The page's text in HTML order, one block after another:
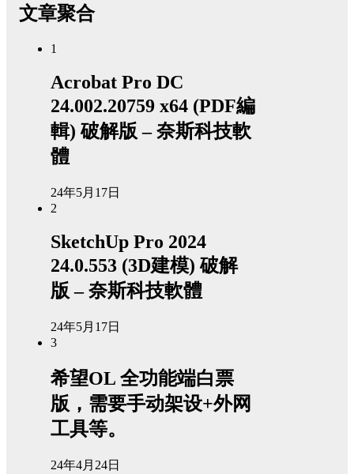
文章聚合
1
Acrobat Pro DC
24.002.20759 x64 (PDF編
輯) 破解版 – 奈斯科技軟
體
24年5月17日
2
SketchUp Pro 2024
24.0.553 (3D建模) 破解
版 – 奈斯科技軟體
24年5月17日
3
希望OL 全功能端白票
版，需要手动架设+外网
工具等。
24年4月24日